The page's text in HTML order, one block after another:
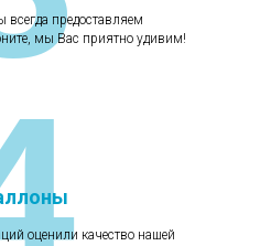
предоставляем
мы Вас приятно удивим!
оценили качество нашей